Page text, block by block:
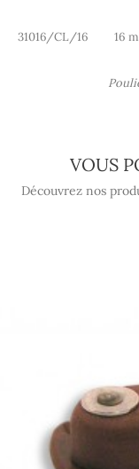
31016/CL/16 16
VOUS
Découvrez nos